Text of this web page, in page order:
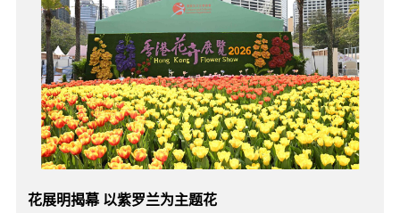
花展明揭幕 以紫罗兰为主题花